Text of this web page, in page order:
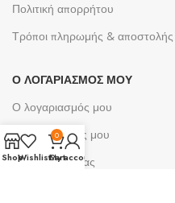
Πολιτική απορρήτου
Τρόποι πληρωμής & αποστολής
Ο ΛΟΓΑΡΙΑΣΜΌΣ ΜΟΥ
Ο λογαριασμός μου
Οι παραγγελίες μου
Λίστες επιθυμίας
ShopWishlist
0
Cart
My account